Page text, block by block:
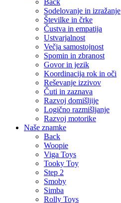
Sodelovanje in izražanje
Številke in črke
Čustva in empatija
Ustvarjalnost
Večja samostojnost
Spomin in zbranost
Govor in jezik
Koordinacija rok in oči
Reševanje izzivov
Čuti in zaznava
Razvoj domišljije
Logično razmišljanje
Razvoj motorike
Naše znamke
Back
Woopie
Viga Toys
Tooky Toy
Step 2
Smoby
Simba
Rolly Toys